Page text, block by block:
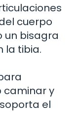
cuerpo
un bisagra
la tibia.
caminar y
el